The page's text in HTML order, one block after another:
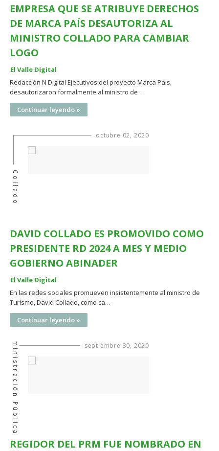
EMPRESA QUE SE ATRIBUYE DERECHOS
DE MARCA PAÍS DESAUTORIZA AL
MINISTRO COLLADO PARA CAMBIAR
LOGO
El Valle Digital
Redacción N Digital Ejecutivos del proyecto Marca País,
desautorizaron formalmente al ministro de …
Continuar leyendo »
octubre 02, 2020
Collado
DAVID COLLADO ES PROMOVIDO COMO
PRESIDENTE RD 2024 A MES Y MEDIO
GOBIERNO ABINADER
El Valle Digital
En las redes sociales promueven insistentemente al ministro de
Turismo, David Collado, como ca…
Continuar leyendo »
septiembre 30, 2020
Administración Pública
REGIDOR DEL PRM FUE NOMBRADO EN